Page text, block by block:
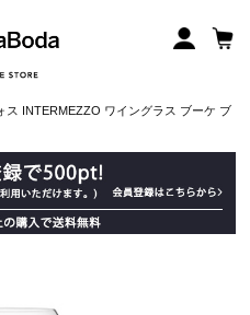
ス INTERMEZZO ワイングラス ブーケ ブ